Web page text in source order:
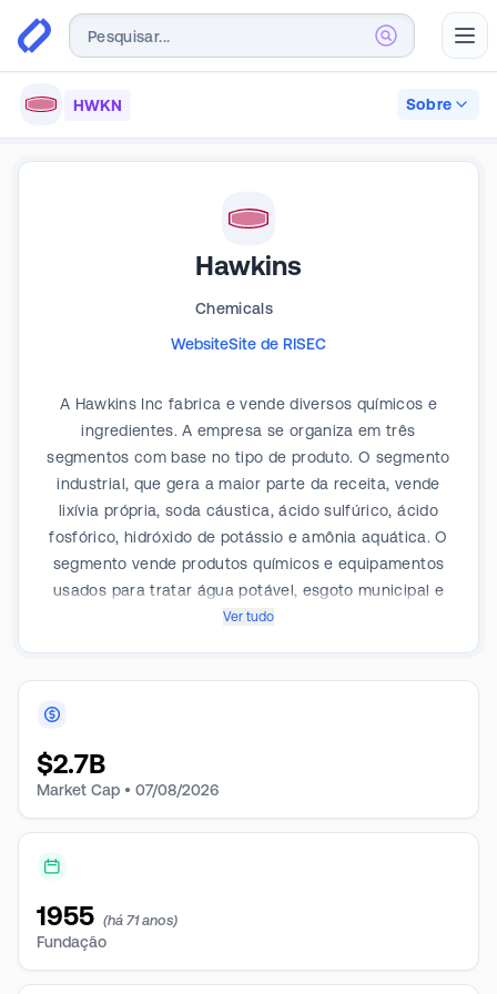
HWKN Sobre
Hawkins
Chemicals
WebsiteSite de RISEC
A Hawkins Inc fabrica e vende diversos químicos e
ingredientes. A empresa se organiza em três
segmentos com base no tipo de produto. O segmento
industrial, que gera a maior parte da receita, vende
lixívia própria, soda cáustica, ácido sulfúrico, ácido
fosfórico, hidróxido de potássio e amônia aquática. O
segmento vende produtos químicos e equipamentos
usados para tratar água potável, esgoto municipal e
industrial, água de processo industrial e água de
Ver tudo
$2.7B
Market Cap • 07/08/2026
1955 (há 71 anos)
Fundação